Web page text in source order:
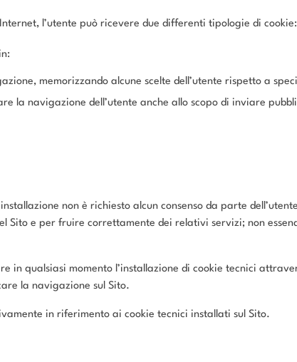
l’utente può ricevere due differenti tipologie di cookie:
memorizzando alcune scelte dell’utente rispetto a
la navigazione dell’utente anche allo scopo di inviare
non è richiesto alcun consenso da parte
Sito e per fruire correttamente dei relativi servizi; non
in qualsiasi momento l’installazione di cookie tecnici
la navigazione sul Sito.
in riferimento ai cookie tecnici installati sul Sito.